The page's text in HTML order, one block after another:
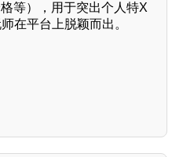
等），用于突出个人特X
在平台上脱颖而出。